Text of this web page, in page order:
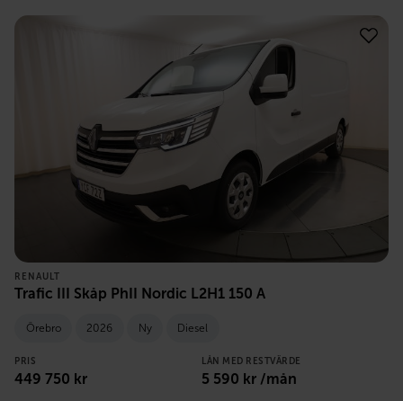
RENAULT
Trafic III Skåp PhII Nordic L2H1 150 A
Örebro 2026 Ny Diesel
PRIS
449 750 kr
LÅN MED RESTVÄRDE
5 590 kr /mån